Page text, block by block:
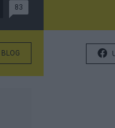
83
BLOG